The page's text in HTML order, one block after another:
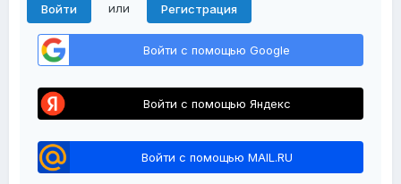
Войти
или Регистрация
Войти с помощью Google
Войти с помощью Яндекс
Войти с помощью MAIL.RU